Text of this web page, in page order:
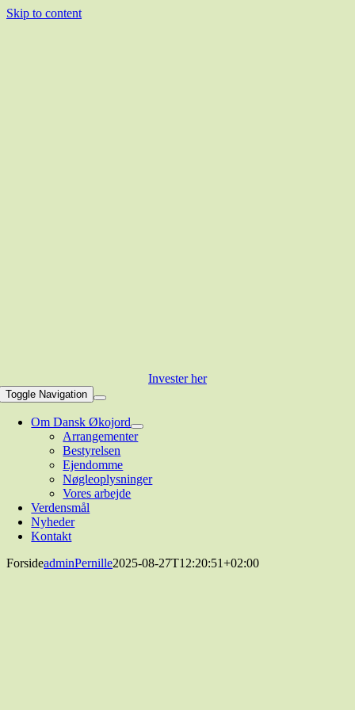
Skip to content
Invester her
Toggle Navigation
Om Dansk Økojord
Arrangementer
Bestyrelsen
Ejendomme
Nøgleoplysninger
Vores arbejde
Verdensmål
Nyheder
Kontakt
ForsideadminPernille2025-08-27T12:20:51+02:00